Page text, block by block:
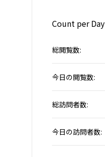
Count per Day
総閲覧数:
今日の閲覧数:
総訪問者数:
今日の訪問者数: